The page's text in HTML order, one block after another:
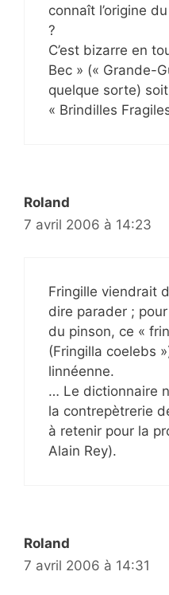
connaît l’origine
?
C’est bizarre en
Bec » (« Grande-
quelque sorte)
« Brindilles
Roland
7 avril 2006 à 14:23
Fringille viendrait
dire parader ;
du pinson, ce «
(Fringilla coelebs
linnéenne.
… Le dictionnaire
la contrepètrerie
à retenir pour la
Alain Rey).
Roland
7 avril 2006 à 14:31